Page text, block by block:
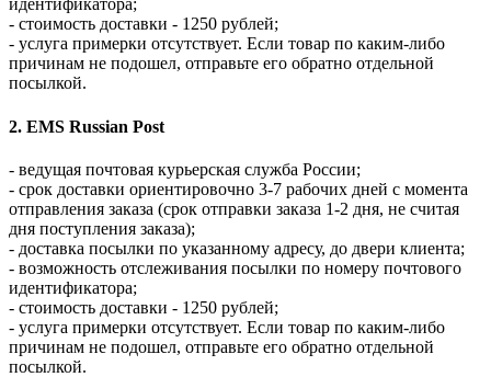
идентификатора;
- стоимость доставки - 1250 рублей;
- услуга примерки отсутствует. Если товар по каким-либо
причинам не подошел, отправьте его обратно отдельной
посылкой.
2. EMS Russian Post
- ведущая почтовая курьерская служба России;
- срок доставки ориентировочно 3-7 рабочих дней с момента
отправления заказа (срок отправки заказа 1-2 дня, не считая
дня поступления заказа);
- доставка посылки по указанному адресу, до двери клиента;
- возможность отслеживания посылки по номеру почтового
идентификатора;
- стоимость доставки - 1250 рублей;
- услуга примерки отсутствует. Если товар по каким-либо
причинам не подошел, отправьте его обратно отдельной
посылкой.